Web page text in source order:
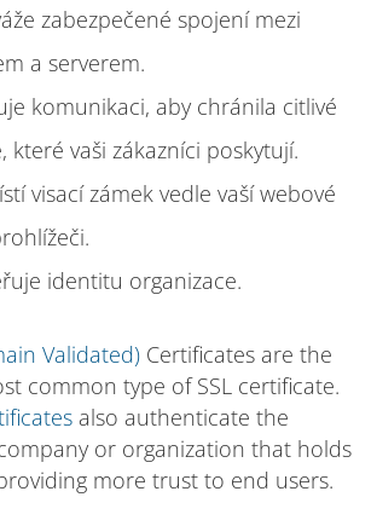
zabezpečené spojení mezi
a serverem.
komunikaci, aby chránila citlivé
které vaši zákazníci poskytují.
visací zámek vedle vaší webové
identitu organizace.
Validated) Certificates are the
common type of SSL certificate.
also authenticate the
or organization that holds
more trust to end users.